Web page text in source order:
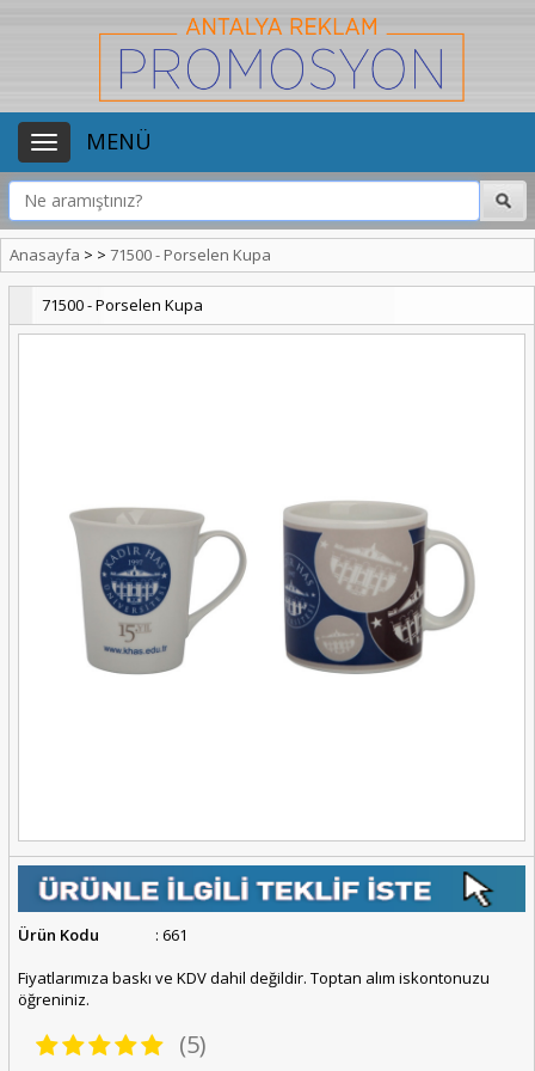
MENÜ
Anasayfa > > 71500 - Porselen Kupa
71500 - Porselen Kupa
Ürün Kodu
: 661
Fiyatlarımıza baskı ve KDV dahil değildir. Toptan alım iskontonuzu
öğreniniz.
(5)